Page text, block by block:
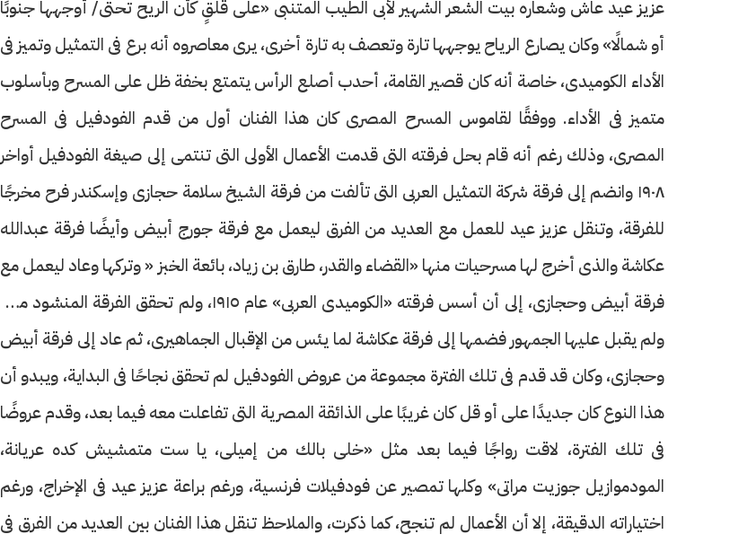
عزيز عيد عاش وشعاره بيت الشعر الشهير لأبى الطيب المتنبى «على قلقٍ كأن الريح تحتى/ أوجهها جنوبًا
أو شمالًا» وكان يصارع الرياح يوجهها تارة وتعصف به تارة أخرى، يرى معاصروه أنه برع فى التمثيل وتميز فى
الأداء الكوميدى، خاصة أنه كان قصير القامة، أحدب أصلع الرأس يتمتع بخفة ظل على المسرح وبأسلوب
متميز فى الأداء. ووفقًا لقاموس المسرح المصرى كان هذا الفنان أول من قدم الفودفيل فى المسرح
المصرى، وذلك رغم أنه قام بحل فرقته التى قدمت الأعمال الأولى التى تنتمى إلى صيغة الفودفيل أواخر
١٩٠٨ وانضم إلى فرقة شركة التمثيل العربى التى تألفت من فرقة الشيخ سلامة حجازى وإسكندر فرح مخرجًا
للفرقة، وتنقل عزيز عيد للعمل مع العديد من الفرق ليعمل مع فرقة جورج أبيض وأيضًا فرقة عبدالله
عكاشة والذى أخرج لها مسرحيات منها «القضاء والقدر، طارق بن زياد، بائعة الخبز « وتركها وعاد ليعمل مع
فرقة أبيض وحجازى، إلى أن أسس فرقته «الكوميدى العربى» عام ١٩١٥، ولم تحقق الفرقة المنشود منها
ولم يقبل عليها الجمهور فضمها إلى فرقة عكاشة لما يئس من الإقبال الجماهيرى، ثم عاد إلى فرقة أبيض
وحجازى، وكان قد قدم فى تلك الفترة مجموعة من عروض الفودفيل لم تحقق نجاحًا فى البداية، ويبدو أن
هذا النوع كان جديدًا على أو قل كان غريبًا على الذائقة المصرية التى تفاعلت معه فيما بعد، وقدم عروضًا
فى تلك الفترة، لاقت رواجًا فيما بعد مثل «خلى بالك من إميلى، يا ست متمشيش كده عريانة،
المودموازيل جوزيت مراتى» وكلها تمصير عن فودفيلات فرنسية، ورغم براعة عزيز عيد فى الإخراج، ورغم
اختياراته الدقيقة، إلا أن الأعمال لم تنجح، كما ذكرت، والملاحظ تنقل هذا الفنان بين العديد من الفرق فى